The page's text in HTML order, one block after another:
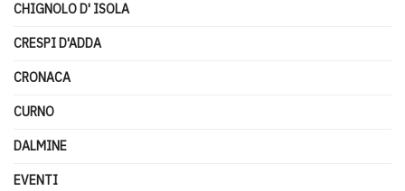
CHIGNOLO D' ISOLA
CRESPI D'ADDA
CRONACA
CURNO
DALMINE
EVENTI